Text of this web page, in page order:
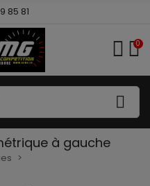
85 81
0
à gauche